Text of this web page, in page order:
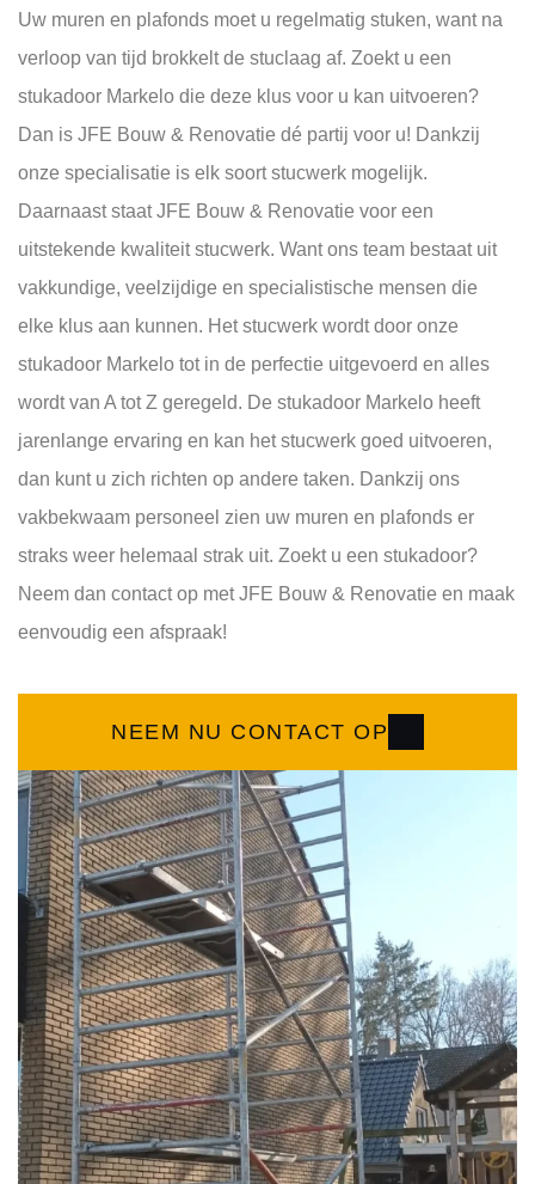
Uw muren en plafonds moet u regelmatig stuken, want na
verloop van tijd brokkelt de stuclaag af. Zoekt u een
stukadoor Markelo die deze klus voor u kan uitvoeren?
Dan is JFE Bouw & Renovatie dé partij voor u! Dankzij
onze specialisatie is elk soort stucwerk mogelijk.
Daarnaast staat JFE Bouw & Renovatie voor een
uitstekende kwaliteit stucwerk. Want ons team bestaat uit
vakkundige, veelzijdige en specialistische mensen die
elke klus aan kunnen. Het stucwerk wordt door onze
stukadoor Markelo tot in de perfectie uitgevoerd en alles
wordt van A tot Z geregeld. De stukadoor Markelo heeft
jarenlange ervaring en kan het stucwerk goed uitvoeren,
dan kunt u zich richten op andere taken. Dankzij ons
vakbekwaam personeel zien uw muren en plafonds er
straks weer helemaal strak uit. Zoekt u een stukadoor?
Neem dan contact op met JFE Bouw & Renovatie en maak
eenvoudig een afspraak!
NEEM NU CONTACT OP